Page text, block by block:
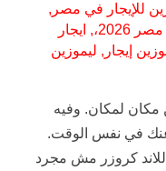
للإيجار في مصر ,
, ايجار
إيجار , ليموزين
مكان لمكان. وفيه
عنك في نفس الوقت.
كروزر مش مجرد